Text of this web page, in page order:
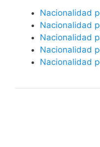
Nacionalidad
Nacionalidad
Nacionalidad
Nacionalidad
Nacionalidad